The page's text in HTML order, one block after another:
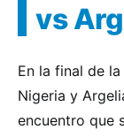
vs
En la final de
Nigeria y
encuentro que